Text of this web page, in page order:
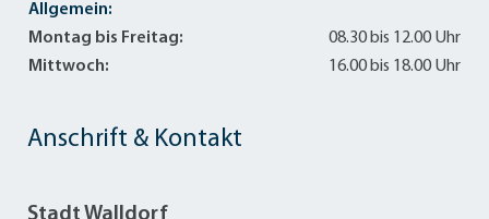
Anschrift & Kontakt
Allgemein:
Montag bis Freitag:
08.30 bis 12.00 Uhr
Mittwoch:
16.00 bis 18.00 Uhr